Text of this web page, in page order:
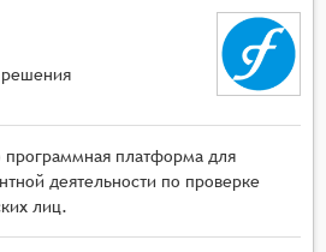
платформа для
деятельности по проверке
лиц.